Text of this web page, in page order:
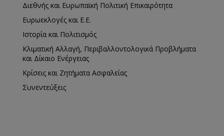
Διεθνής και Ευρωπαϊκή Πολιτική Επικαιρότητα
Ευρωεκλογές και Ε.Ε.
Ιστορία και Πολιτισμός
Κλιματική Αλλαγή, Περιβαλλοντολογικά Προβλήματα
και Δίκαιο Ενέργειας
Κρίσεις και Ζητήματα Ασφαλείας
Συνεντεύξεις